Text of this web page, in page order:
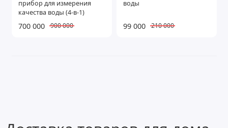
Показать все
прибор для измерения
качества воды (4-в-1)
700 000 900 000
воды
99 000 210 000